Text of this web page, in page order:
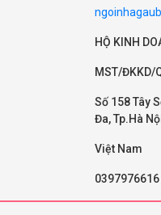
HỘ KINH
MST/ĐKKD/
Số 158 Tây
Đa, Tp.Hà
Việt Nam
0397976616